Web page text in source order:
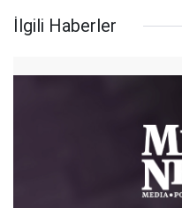
İlgili Haberler